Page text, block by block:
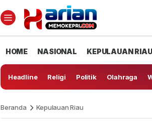
HOME NASIONAL KEPULAUAN RIAU
Headline Religi Politik Olahraga
Beranda Kepulauan Riau